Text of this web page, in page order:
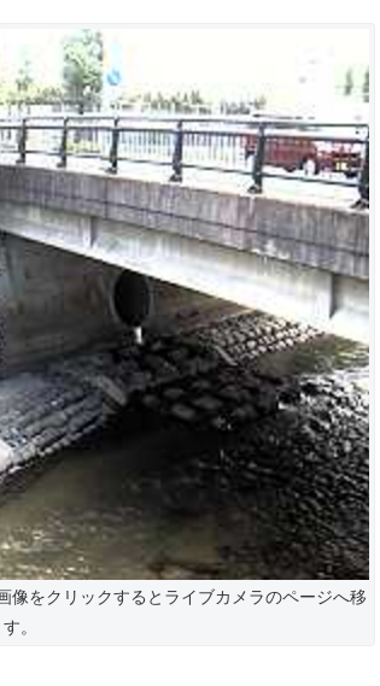
像をクリックするとライブカメラのページへ移
。